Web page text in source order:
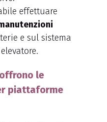
effettuare
e sul sistema
le
piattaforme